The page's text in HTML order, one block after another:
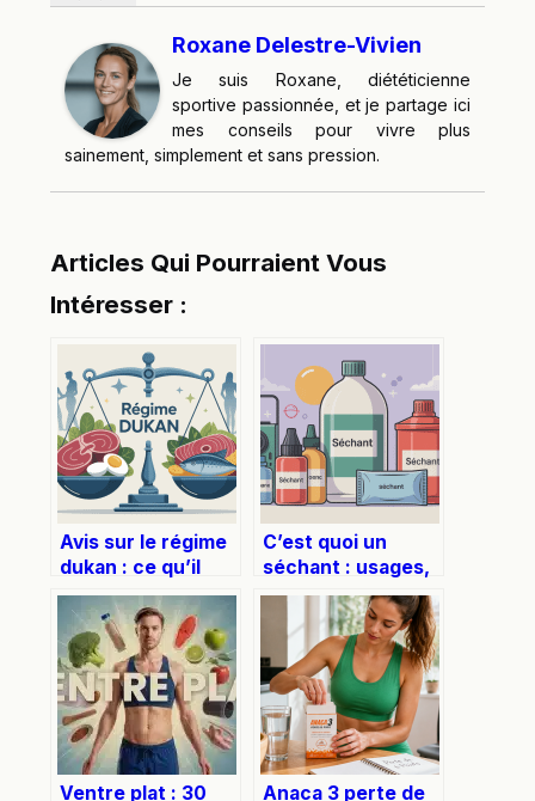
Roxane Delestre-Vivien
Je suis Roxane, diététicienne
sportive passionnée, et je partage ici
mes conseils pour vivre plus
sainement, simplement et sans pression.
Articles Qui Pourraient Vous
Intéresser :
Avis sur le régime
dukan : ce qu’il
faut vraiment
retenir
C’est quoi un
séchant : usages,
types et choix
sans se tromper
Ventre plat : 30
Anaca 3 perte de